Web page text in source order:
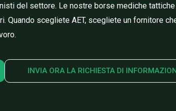
del settore. Le nostre borse mediche
scegliete AET, scegliete un fornitore
INVIA ORA LA RICHIESTA DI